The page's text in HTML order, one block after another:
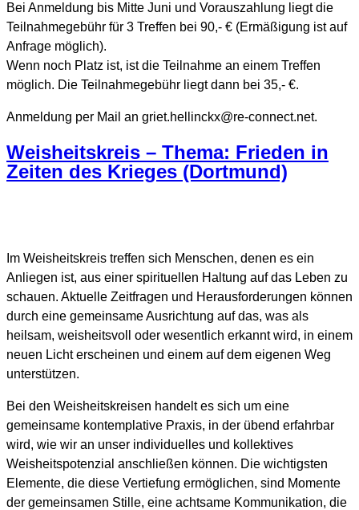
Bei Anmeldung bis Mitte Juni und Vorauszahlung liegt die
Teilnahmegebühr für 3 Treffen bei 90,- € (Ermäßigung ist auf
Anfrage möglich).
Wenn noch Platz ist, ist die Teilnahme an einem Treffen
möglich. Die Teilnahmegebühr liegt dann bei 35,- €.
Anmeldung per Mail an griet.hellinckx@re-connect.net.
Weisheitskreis – Thema: Frieden in
Zeiten des Krieges (Dortmund)
Im Weisheitskreis treffen sich Menschen, denen es ein
Anliegen ist, aus einer spirituellen Haltung auf das Leben zu
schauen. Aktuelle Zeitfragen und Herausforderungen können
durch eine gemeinsame Ausrichtung auf das, was als
heilsam, weisheitsvoll oder wesentlich erkannt wird, in einem
neuen Licht erscheinen und einem auf dem eigenen Weg
unterstützen.
Bei den Weisheitskreisen handelt es sich um eine
gemeinsame kontemplative Praxis, in der übend erfahrbar
wird, wie wir an unser individuelles und kollektives
Weisheitspotenzial anschließen können. Die wichtigsten
Elemente, die diese Vertiefung ermöglichen, sind Momente
der gemeinsamen Stille, eine achtsame Kommunikation, die